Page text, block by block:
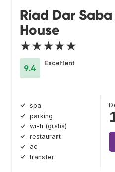
Riad Dar
House
★★★★★
9.4
Excel·lent
spa
parking
wi-fi (gratis)
restaurant
ac
transfer